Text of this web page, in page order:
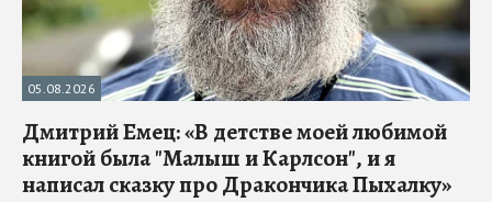
05.08.2026
Дмитрий Емец: «В детстве моей любимой
книгой была "Малыш и Карлсон", и я
написал сказку про Дракончика Пыхалку»